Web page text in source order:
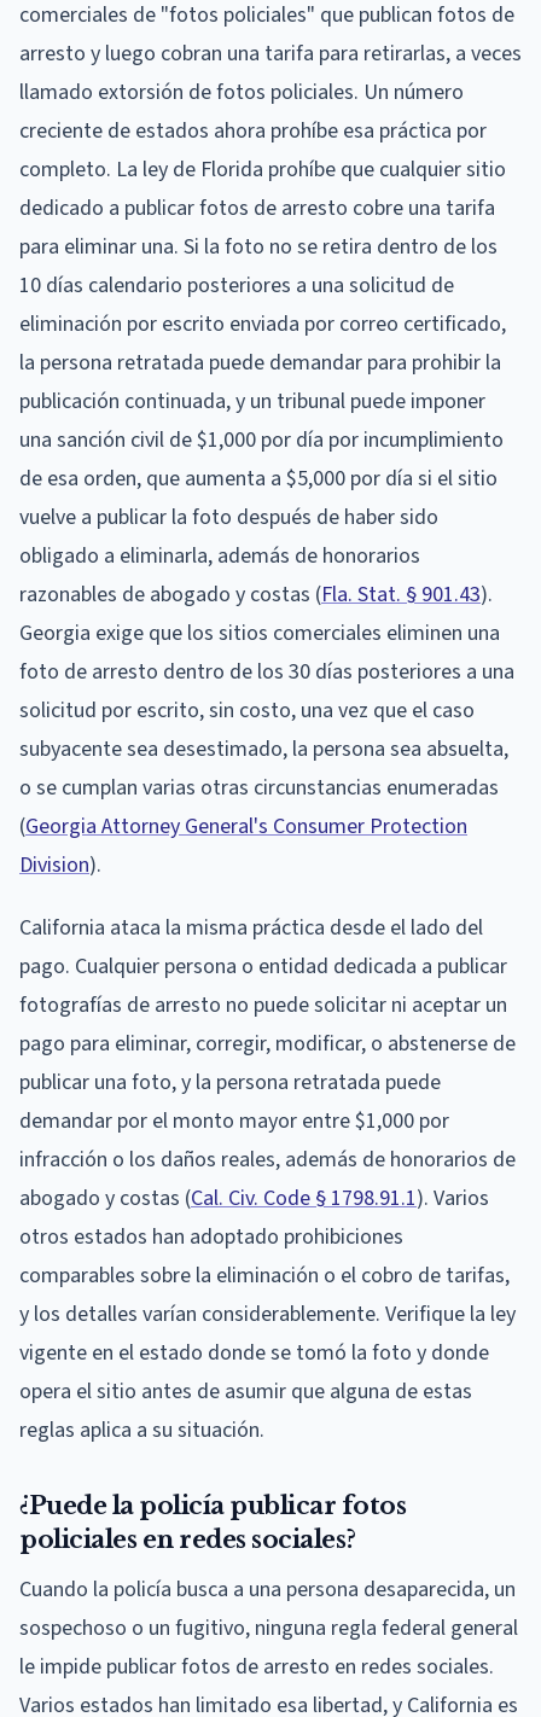
comerciales de "fotos policiales" que publican fotos de
arresto y luego cobran una tarifa para retirarlas, a veces
llamado extorsión de fotos policiales. Un número
creciente de estados ahora prohíbe esa práctica por
completo. La ley de Florida prohíbe que cualquier sitio
dedicado a publicar fotos de arresto cobre una tarifa
para eliminar una. Si la foto no se retira dentro de los
10 días calendario posteriores a una solicitud de
eliminación por escrito enviada por correo certificado,
la persona retratada puede demandar para prohibir la
publicación continuada, y un tribunal puede imponer
una sanción civil de $1,000 por día por incumplimiento
de esa orden, que aumenta a $5,000 por día si el sitio
vuelve a publicar la foto después de haber sido
obligado a eliminarla, además de honorarios
razonables de abogado y costas (Fla. Stat. § 901.43).
Georgia exige que los sitios comerciales eliminen una
foto de arresto dentro de los 30 días posteriores a una
solicitud por escrito, sin costo, una vez que el caso
subyacente sea desestimado, la persona sea absuelta,
o se cumplan varias otras circunstancias enumeradas
(Georgia Attorney General's Consumer Protection
Division).
California ataca la misma práctica desde el lado del
pago. Cualquier persona o entidad dedicada a publicar
fotografías de arresto no puede solicitar ni aceptar un
pago para eliminar, corregir, modificar, o abstenerse de
publicar una foto, y la persona retratada puede
demandar por el monto mayor entre $1,000 por
infracción o los daños reales, además de honorarios de
abogado y costas (Cal. Civ. Code § 1798.91.1). Varios
otros estados han adoptado prohibiciones
comparables sobre la eliminación o el cobro de tarifas,
y los detalles varían considerablemente. Verifique la ley
vigente en el estado donde se tomó la foto y donde
opera el sitio antes de asumir que alguna de estas
reglas aplica a su situación.
¿Puede la policía publicar fotos
policiales en redes sociales?
Cuando la policía busca a una persona desaparecida, un
sospechoso o un fugitivo, ninguna regla federal general
le impide publicar fotos de arresto en redes sociales.
Varios estados han limitado esa libertad, y California es